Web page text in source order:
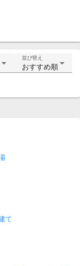
並び替え
おすすめ順
て